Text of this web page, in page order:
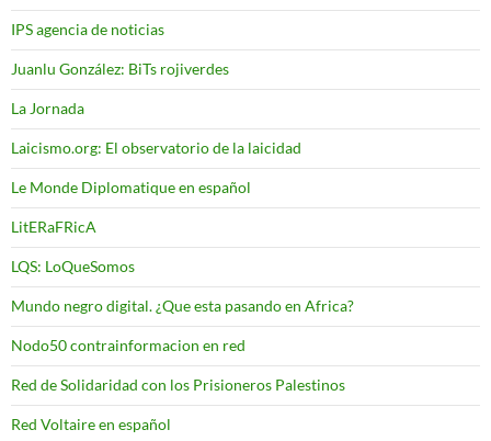
IPS agencia de noticias
Juanlu González: BiTs rojiverdes
La Jornada
Laicismo.org: El observatorio de la laicidad
Le Monde Diplomatique en español
LitERaFRicA
LQS: LoQueSomos
Mundo negro digital. ¿Que esta pasando en Africa?
Nodo50 contrainformacion en red
Red de Solidaridad con los Prisioneros Palestinos
Red Voltaire en español